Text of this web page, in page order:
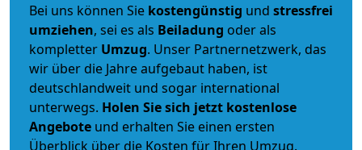
Bei uns können Sie kostengünstig und stressfrei
umziehen, sei es als Beiladung oder als
kompletter Umzug. Unser Partnernetzwerk, das
wir über die Jahre aufgebaut haben, ist
deutschlandweit und sogar international
unterwegs. Holen Sie sich jetzt kostenlose
Angebote und erhalten Sie einen ersten
Überblick über die Kosten für Ihren Umzug.